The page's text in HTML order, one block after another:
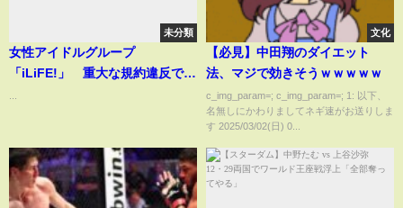
未分類
女性アイドルグループ
「iLiFE!」 重大な規約違反でメ
文化
【必見】中田翔のダイエット
法、マジで効きそうｗｗｗｗｗ
c_img_param=; c_img_param=; 1: 以下、
名無しにかわりましてネギ速がお送りしま
す 2025/03/02(日) 0...